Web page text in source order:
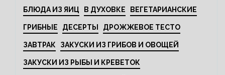
БЛЮДА ИЗ ЯИЦ В ДУХОВКЕ ВЕГЕТАРИАНСКИЕ
ГРИБНЫЕ ДЕСЕРТЫ ДРОЖЖЕВОЕ ТЕСТО
ЗАВТРАК ЗАКУСКИ ИЗ ГРИБОВ И ОВОЩЕЙ
ЗАКУСКИ ИЗ РЫБЫ И КРЕВЕТОК